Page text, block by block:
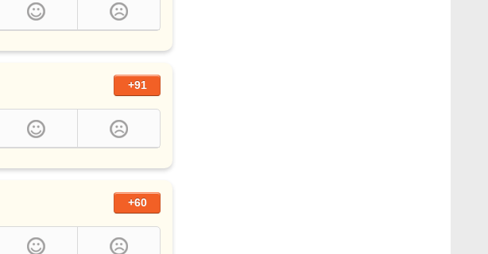
+91
+60